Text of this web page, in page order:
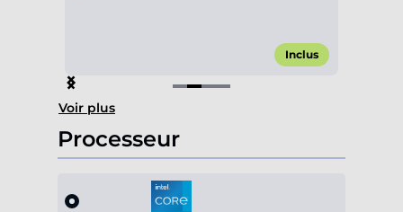
Inclus
Item
2
of
4
Voir plus
Processeur